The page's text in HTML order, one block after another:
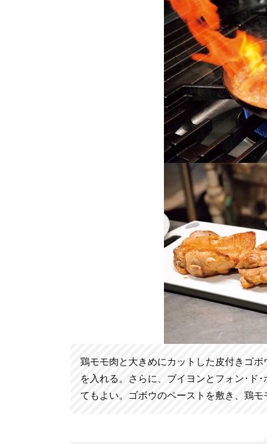
鶏モモ肉と大きめにカットした皮付きゴ
を入れる。さらに、ブイヨンとフォン･ド
てもよい。ゴボウのペーストを敷き、鶏モ